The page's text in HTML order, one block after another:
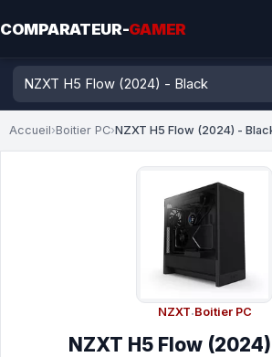
COMPARATEUR-GAMER
Accueil›Boitier PC›NZXT H5 Flow (2024) -
NZXT·Boitier PC
NZXT H5 Flow